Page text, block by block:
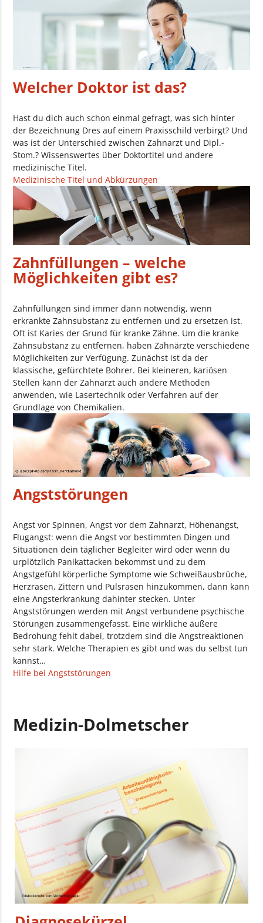
Welcher Doktor ist das?
Hast du dich auch schon einmal gefragt, was sich hinter
der Bezeichnung Dres auf einem Praxisschild verbirgt? Und
was ist der Unterschied zwischen Zahnarzt und Dipl.-
Stom.? Wissenswertes über Doktortitel und andere
medizinische Titel.
Medizinische Titel und Abkürzungen
Zahnfüllungen – welche
Möglichkeiten gibt es?
Zahnfüllungen sind immer dann notwendig, wenn
erkrankte Zahnsubstanz zu entfernen und zu ersetzen ist.
Oft ist Karies der Grund für kranke Zähne. Um die kranke
Zahnsubstanz zu entfernen, haben Zahnärzte verschiedene
Möglichkeiten zur Verfügung. Zunächst ist da der
klassische, gefürchtete Bohrer. Bei kleineren, kariösen
Stellen kann der Zahnarzt auch andere Methoden
anwenden, wie Lasertechnik oder Verfahren auf der
Grundlage von Chemikalien.
Angststörungen
Angst vor Spinnen, Angst vor dem Zahnarzt, Höhenangst,
Flugangst: wenn die Angst vor bestimmten Dingen und
Situationen dein täglicher Begleiter wird oder wenn du
urplötzlich Panikattacken bekommst und zu dem
Angstgefühl körperliche Symptome wie Schweißausbrüche,
Herzrasen, Zittern und Pulsrasen hinzukommen, dann kann
eine Angsterkrankung dahinter stecken. Unter
Angststörungen werden mit Angst verbundene psychische
Störungen zusammengefasst. Eine wirkliche äußere
Bedrohung fehlt dabei, trotzdem sind die Angstreaktionen
sehr stark. Welche Therapien es gibt und was du selbst tun
kannst…
Hilfe bei Angststörungen
Medizin-Dolmetscher